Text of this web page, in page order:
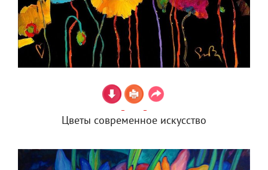
Цветы современное искусство